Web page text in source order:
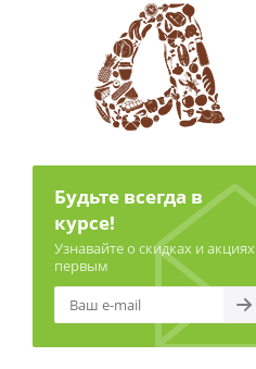
Будьте всегда в
курсе!
Узнавайте о скидках и акциях
первым